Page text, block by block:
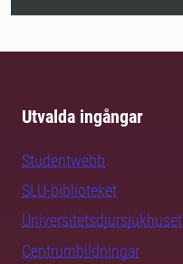
Utvalda ingångar
Studentwebb
SLU-biblioteket
Universitetsdjursjukhuset
Centrumbildningar